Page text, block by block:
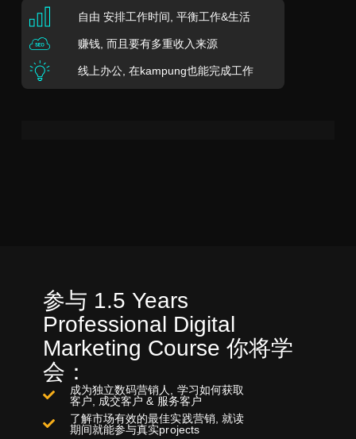
自由 安排工作时间 , 平衡工作&生活
赚钱, 而且要有多重收入来源
线上办公 , 在kampung也能完成工作
参与 1.5 Years
Professional Digital
Marketing Course 你将学
会：
成为独立数码营销人, 学习如何获取
客户, 成交客户 & 服务客户
了解市场有效的最佳实践营销, 就读
期间就能参与真实projects